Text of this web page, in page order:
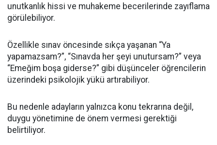
unutkanlık hissi ve muhakeme becerilerinde zayıflama
görülebiliyor.
Özellikle sınav öncesinde sıkça yaşanan “Ya
yapamazsam?”, “Sınavda her şeyi unutursam?” veya
“Emeğim boşa giderse?” gibi düşünceler öğrencilerin
üzerindeki psikolojik yükü artırabiliyor.
Bu nedenle adayların yalnızca konu tekrarına değil,
duygu yönetimine de önem vermesi gerektiği
belirtiliyor.